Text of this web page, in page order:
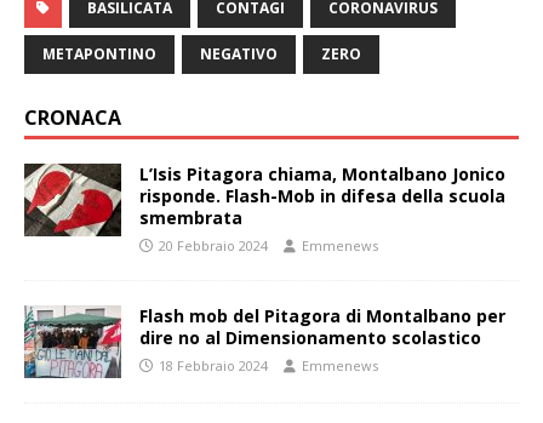
BASILICATA CONTAGI CORONAVIRUS
METAPONTINO NEGATIVO ZERO
CRONACA
L’Isis Pitagora chiama, Montalbano Jonico
risponde. Flash-Mob in difesa della scuola
smembrata
20 Febbraio 2024 Emmenews
Flash mob del Pitagora di Montalbano per
dire no al Dimensionamento scolastico
18 Febbraio 2024 Emmenews